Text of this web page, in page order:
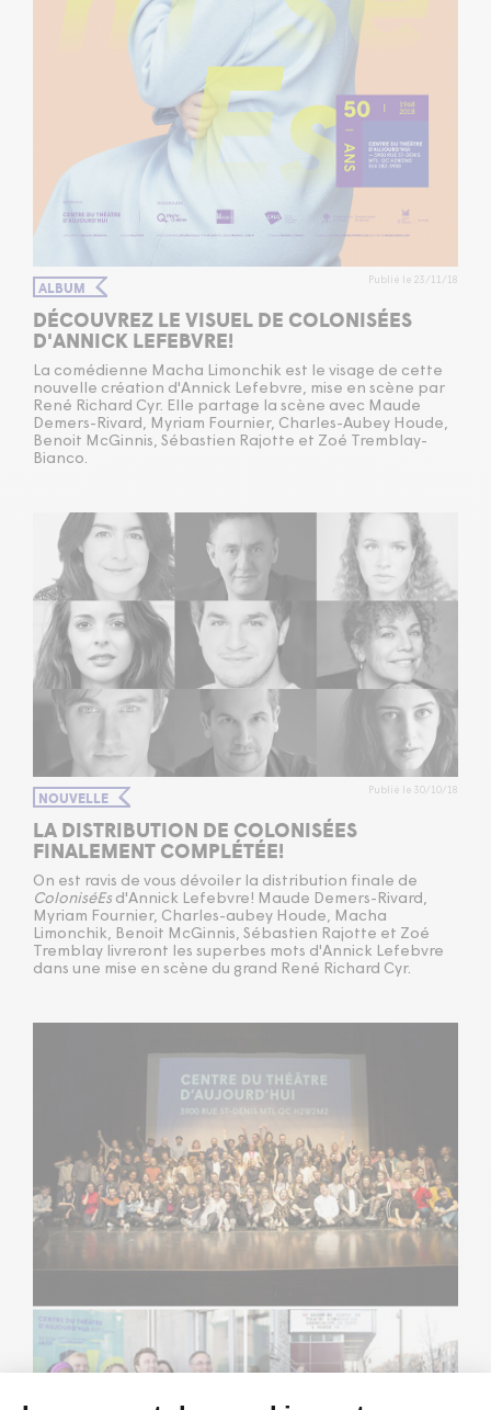
ALBUM Publié le 23/11/18
DÉCOUVREZ LE VISUEL DE COLONISÉES
D'ANNICK LEFEBVRE!
La comédienne Macha Limonchik est le visage de cette
nouvelle création d'Annick Lefebvre, mise en scène par
René Richard Cyr. Elle partage la scène avec Maude
Demers-Rivard, Myriam Fournier, Charles-Aubey Houde,
Benoit McGinnis, Sébastien Rajotte et Zoé Tremblay-
Bianco.
NOUVELLE Publié le 30/10/18
LA DISTRIBUTION DE COLONISÉES
FINALEMENT COMPLÉTÉE!
On est ravis de vous dévoiler la distribution finale de
ColoniséEs d'Annick Lefebvre! Maude Demers-Rivard,
Myriam Fournier, Charles-aubey Houde, Macha
Limonchik, Benoit McGinnis, Sébastien Rajotte et Zoé
Tremblay livreront les superbes mots d'Annick Lefebvre
dans une mise en scène du grand René Richard Cyr.